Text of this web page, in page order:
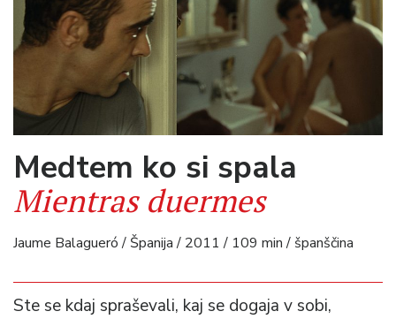
Medtem ko si spala
Mientras duermes
Jaume Balagueró / Španija / 2011 / 109 min / španščina
Ste se kdaj spraševali, kaj se dogaja v sobi,